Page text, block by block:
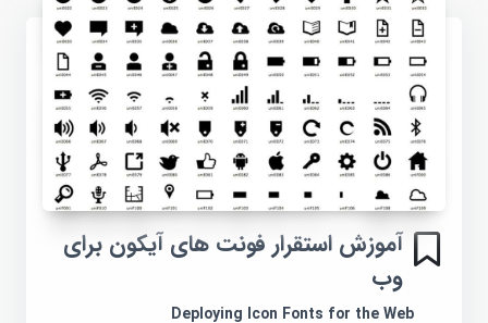
آموزش استقرار فونت های آیکون برای
وب
Deploying Icon Fonts for the Web